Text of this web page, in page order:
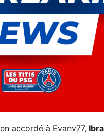
accordé à Evanv77,